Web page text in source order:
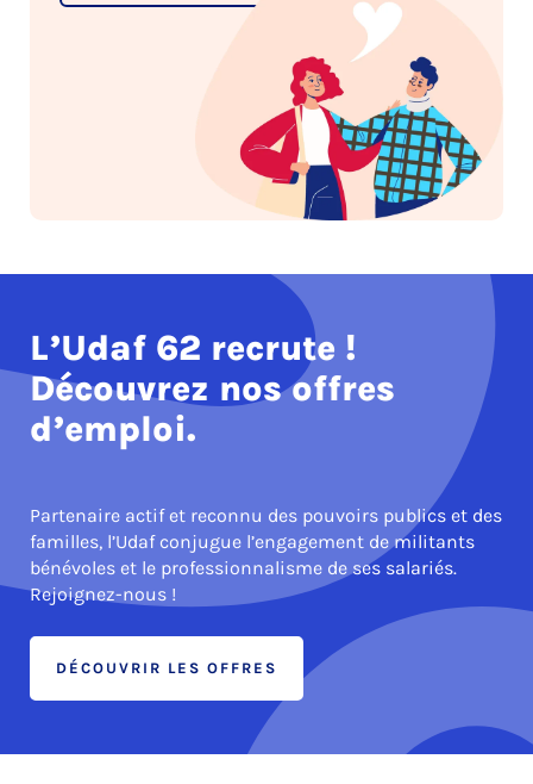
L’Udaf 62 recrute !
Découvrez nos offres
d’emploi.
Partenaire actif et reconnu des pouvoirs publics et des
familles, l’Udaf conjugue l’engagement de militants
bénévoles et le professionnalisme de ses salariés.
Rejoignez-nous !
DÉCOUVRIR LES OFFRES